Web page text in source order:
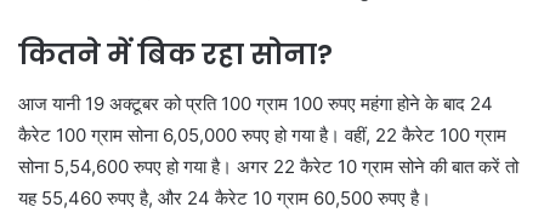
कितने में बिक रहा सोना?
आज यानी 19 अक्टूबर को प्रति 100 ग्राम 100 रुपए महंगा होने के बाद 24
कैरेट 100 ग्राम सोना 6,05,000 रुपए हो गया है। वहीं, 22 कैरेट 100 ग्राम
सोना 5,54,600 रुपए हो गया है। अगर 22 कैरेट 10 ग्राम सोने की बात करें तो
यह 55,460 रुपए है, और 24 कैरेट 10 ग्राम 60,500 रुपए है।